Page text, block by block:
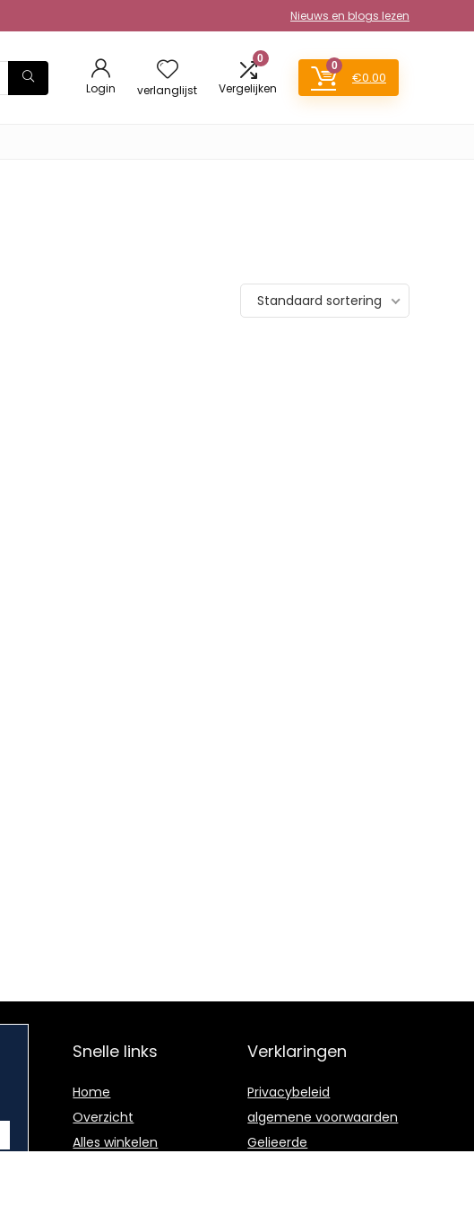
Nieuws en blogs lezen
Login verlanglijst
0
Vergelijken
0
€0.00
Standaard sortering
Snelle links
Home
Overzicht
Alles winkelen
Verklaringen
Privacybeleid
algemene voorwaarden
Gelieerde